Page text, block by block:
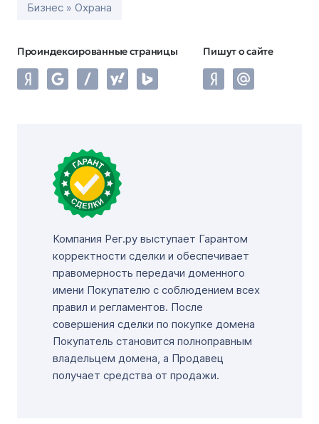
Бизнес » Охрана
Проиндексированные страницы Пишут о сайте
Компания Рег.ру выступает Гарантом
корректности сделки и обеспечивает
правомерность передачи доменного
имени Покупателю с соблюдением всех
правил и регламентов. После
совершения сделки по покупке домена
Покупатель становится полноправным
владельцем домена, а Продавец
получает средства от продажи.